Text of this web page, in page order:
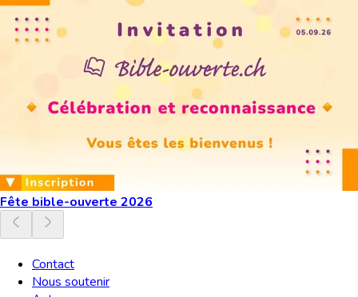
Fête bible-ouverte 2026
Contact
Nous soutenir